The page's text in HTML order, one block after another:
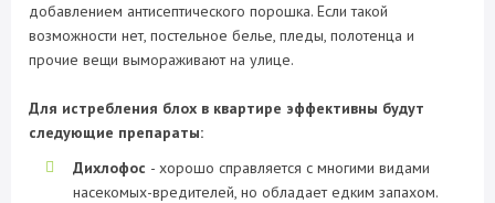
добавлением антисептического порошка. Если такой
возможности нет, постельное белье, пледы, полотенца и
прочие вещи вымораживают на улице.
Для истребления блох в квартире эффективны будут
следующие препараты:
Дихлофос - хорошо справляется с многими видами
насекомых-вредителей, но обладает едким запахом.